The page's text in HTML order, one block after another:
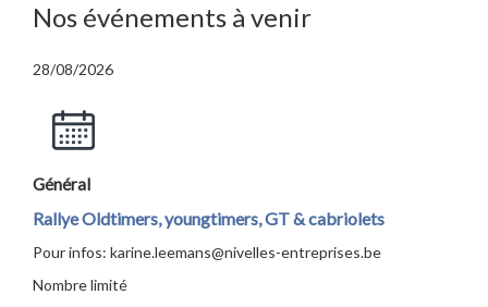
Nos événements à venir
28/08/2026
Général
Rallye Oldtimers, youngtimers, GT & cabriolets
Pour infos: karine.leemans@nivelles-entreprises.be
Nombre limité